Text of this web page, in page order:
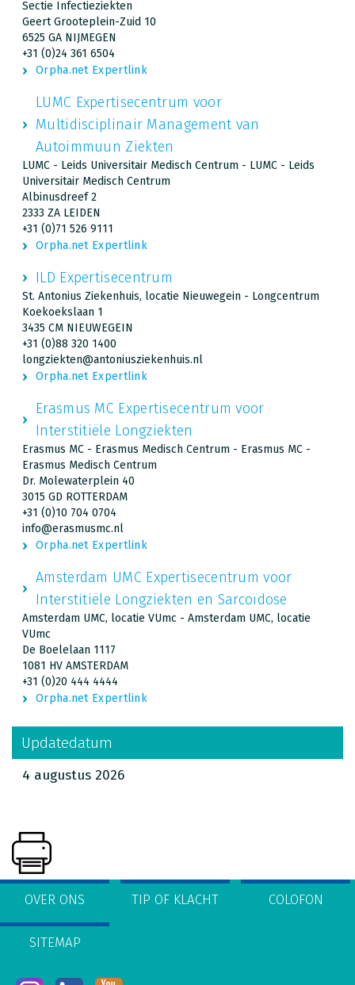
Sectie Infectieziekten
Geert Grooteplein-Zuid 10
6525 GA NIJMEGEN
+31 (0)24 361 6504
Orpha.net Expertlink
LUMC Expertisecentrum voor
Multidisciplinair Management van
Autoimmuun Ziekten
LUMC - Leids Universitair Medisch Centrum - LUMC - Leids
Universitair Medisch Centrum
Albinusdreef 2
2333 ZA LEIDEN
+31 (0)71 526 9111
Orpha.net Expertlink
ILD Expertisecentrum
St. Antonius Ziekenhuis, locatie Nieuwegein - Longcentrum
Koekoekslaan 1
3435 CM NIEUWEGEIN
+31 (0)88 320 1400
longziekten@antoniusziekenhuis.nl
Orpha.net Expertlink
Erasmus MC Expertisecentrum voor
Interstitiële Longziekten
Erasmus MC - Erasmus Medisch Centrum - Erasmus MC -
Erasmus Medisch Centrum
Dr. Molewaterplein 40
3015 GD ROTTERDAM
+31 (0)10 704 0704
info@erasmusmc.nl
Orpha.net Expertlink
Amsterdam UMC Expertisecentrum voor
Interstitiële Longziekten en Sarcoïdose
Amsterdam UMC, locatie VUmc - Amsterdam UMC, locatie
VUmc
De Boelelaan 1117
1081 HV AMSTERDAM
+31 (0)20 444 4444
Orpha.net Expertlink
Updatedatum
4 augustus 2026
OVER ONS TIP OF KLACHT COLOFON
SITEMAP